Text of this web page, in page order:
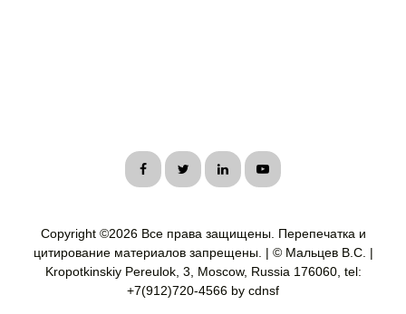
Copyright ©2026 Все права защищены. Перепечатка и
цитирование материалов запрещены. | © Мальцев В.С. |
Kropotkinskiy Pereulok, 3, Moscow, Russia 176060, tel:
+7(912)720-4566 by cdnsf